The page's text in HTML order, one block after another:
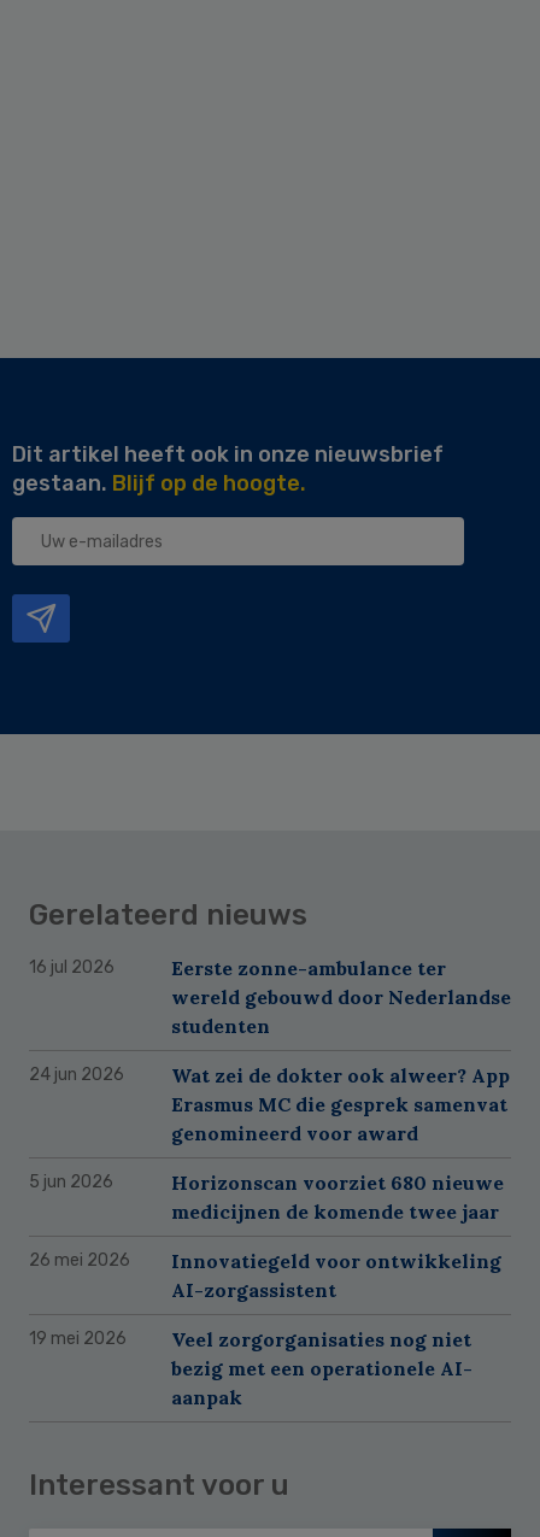
Dit artikel heeft ook in onze nieuwsbrief
gestaan. Blijf op de hoogte.
Uw
Gerelateerd nieuws
16 jul 2026
Eerste zonne-ambulance ter
wereld gebouwd door Nederlandse
studenten
24 jun 2026
Wat zei de dokter ook alweer? App
Erasmus MC die gesprek samenvat
genomineerd voor award
5 jun 2026
Horizonscan voorziet 680 nieuwe
medicijnen de komende twee jaar
26 mei 2026
Innovatiegeld voor ontwikkeling
AI-zorgassistent
19 mei 2026
Veel zorgorganisaties nog niet
bezig met een operationele AI-
aanpak
Interessant voor u